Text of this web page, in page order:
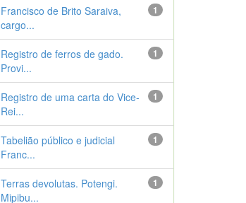
1
Francisco de Brito Saraiva,
cargo...
1
Registro de ferros de gado.
Provi...
1
Registro de uma carta do Vice-
Rei...
1
Tabelião público e judicial
Franc...
1
Terras devolutas. Potengi.
Mipibu...